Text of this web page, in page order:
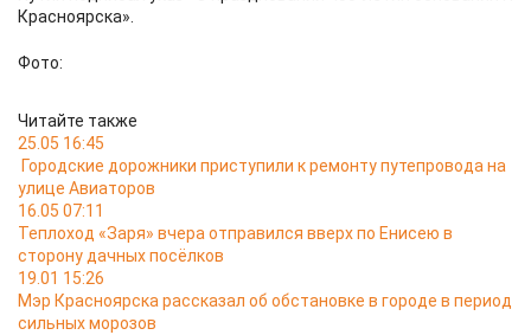
Красноярска».
Фото:
Читайте также
25.05 16:45
Городские дорожники приступили к ремонту путепровода на
улице Авиаторов
16.05 07:11
Теплоход «Заря» вчера отправился вверх по Енисею в
сторону дачных посёлков
19.01 15:26
Мэр Красноярска рассказал об обстановке в городе в период
сильных морозов